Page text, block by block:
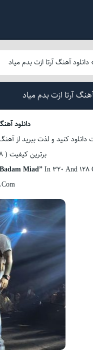
دانلود آهنگ آرتا ازت بدم میاد
آرتا ازت بدم میاد
دانلود
کنید و لذت ببرید از آهنگ
برترین کیفیت ( 128 و 320 ) همراه با متن
Miad”In 320 And 128